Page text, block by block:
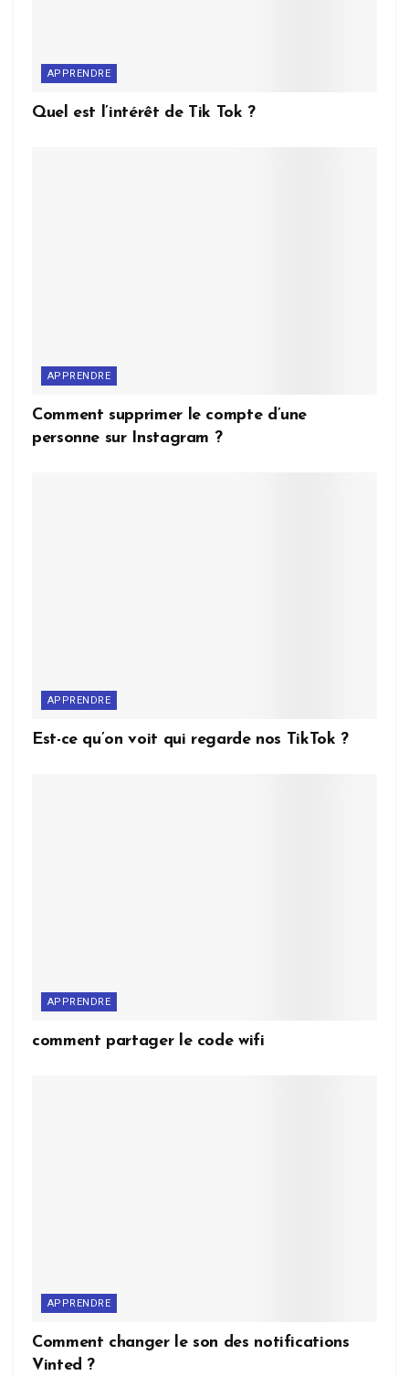
APPRENDRE
Quel est l’intérêt de Tik Tok ?
APPRENDRE
Comment supprimer le compte d’une
personne sur Instagram ?
APPRENDRE
Est-ce qu’on voit qui regarde nos TikTok ?
APPRENDRE
comment partager le code wifi
APPRENDRE
Comment changer le son des notifications
Vinted ?